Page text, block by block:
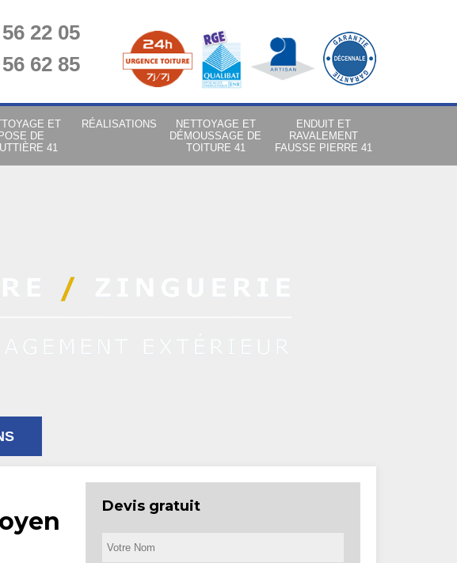
22 05
62 85
ET
POSE DE
41
RÉALISATIONS
NETTOYAGE ET
DÉMOUSSAGE DE
TOITURE 41
ENDUIT ET
RAVALEMENT
FAUSSE PIERRE 41
Devis gratuit